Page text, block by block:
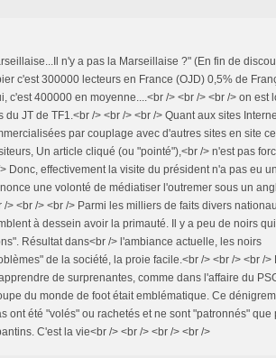
n'y a pas la Marseillaise ?" (En fin de
c'est 300000 lecteurs en France (OJD) 0,5% de
c'est 400000 en moyenne....<br /> <br /> <br /> on est
JT de TF1.<br /> <br /> <br /> Quant aux sites
par couplage avec d'autres sites en site
Un article cliqué (ou "pointé"),<br /> n'est pas
Donc, effectivement la visite du président n'a pas eu
une volonté de médiatiser l'outremer sous un
> <br /> <br /> Parmi les milliers de faits divers
à dessein avoir la primauté. Il y a peu de noirs
Résultat dans<br /> l'ambiance actuelle, les noirs
de la société, la proie facile.<br /> <br /> <br />
de surprenantes, comme dans l'affaire du
du monde de foot était emblématique. Ce
ont été "volés" ou rachetés et ne sont "patronnés" que
C'est la vie<br /> <br /> <br /> <br />